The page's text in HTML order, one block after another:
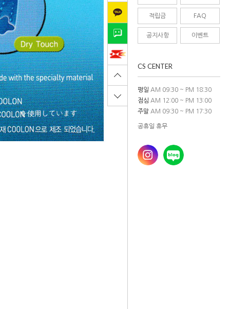
적립금 FAQ
공지사항 이벤트
CS CENTER
평일 AM 09:30 ~ PM 18:30
점심 AM 12:00 ~ PM 13:00
주말 AM 09:30 ~ PM 17:30
공휴일 휴무